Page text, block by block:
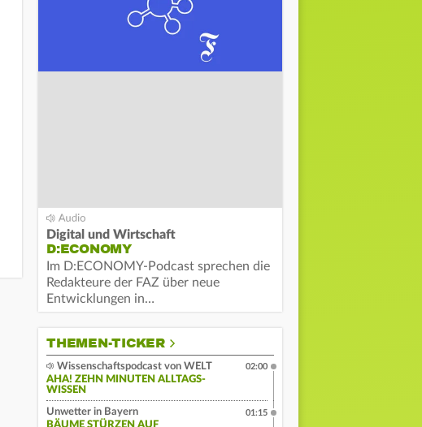
Digital und Wirtschaft
D:ECONOMY
Im D:ECONOMY-Podcast sprechen die
Redakteure der FAZ über neue
Entwicklungen in…
THEMEN-TICKER
Wissenschaftspodcast von WELT
AHA! ZEHN MINUTEN ALLTAGS-
WISSEN
02:00
Unwetter in Bayern
BÄUME STÜRZEN AUF
01:15